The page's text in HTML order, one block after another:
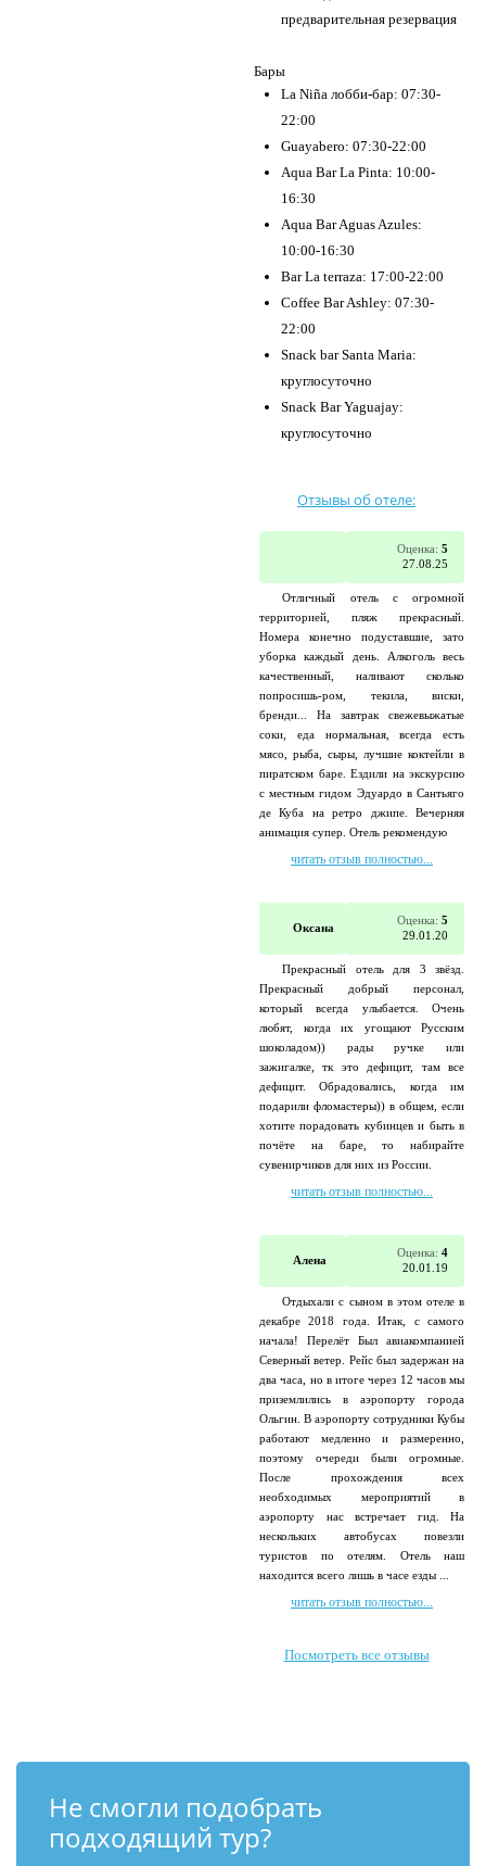
предварительная резервация
Бары
La Niña лобби-бар: 07:30-
22:00
Guayabero: 07:30-22:00
Aqua Bar La Pinta: 10:00-
16:30
Aqua Bar Aguas Azules:
10:00-16:30
Bar La terraza: 17:00-22:00
Coffee Bar Ashley: 07:30-
22:00
Snack bar Santa Maria:
круглосуточно
Snack Bar Yaguajay:
круглосуточно
Отзывы об отеле:
Оценка: 5
27.08.25
Отличный отель с огромной
территорией, пляж прекрасный.
Номера конечно подуставшие, зато
уборка каждый день. Алкоголь весь
качественный, наливают сколько
попросишь-ром, текила, виски,
бренди... На завтрак свежевыжатые
соки, еда нормальная, всегда есть
мясо, рыба, сыры, лучшие коктейли в
пиратском баре. Ездили на экскурсию
с местным гидом Эдуардо в Сантьяго
де Куба на ретро джипе. Вечерняя
анимация супер. Отель рекомендую
читать отзыв полностью...
Оксана
Оценка: 5
29.01.20
Прекрасный отель для 3 звёзд.
Прекрасный добрый персонал,
который всегда улыбается. Очень
любят, когда их угощают Русским
шоколадом)) рады ручке или
зажигалке, тк это дефицит, там все
дефицит. Обрадовались, когда им
подарили фломастеры)) в общем, если
хотите порадовать кубинцев и быть в
почёте на баре, то набирайте
сувенирчиков для них из России.
читать отзыв полностью...
Алена
Оценка: 4
20.01.19
Отдыхали с сыном в этом отеле в
декабре 2018 года. Итак, с самого
начала! Перелёт Был авиакомпанией
Северный ветер. Рейс был задержан на
два часа, но в итоге через 12 часов мы
приземлились в аэропорту города
Ольгин. В аэропорту сотрудники Кубы
работают медленно и размеренно,
поэтому очереди были огромные.
После прохождения всех
необходимых мероприятий в
аэропорту нас встречает гид. На
нескольких автобусах повезли
туристов по отелям. Отель наш
находится всего лишь в часе езды ...
читать отзыв полностью...
Посмотреть все отзывы
Не смогли подобрать
подходящий тур?